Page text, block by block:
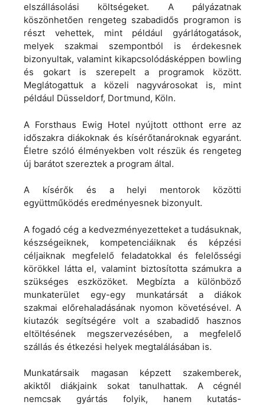
elszállásolási költségeket. A pályázatnak
köszönhetően rengeteg szabadidős programon is
részt vehettek, mint például gyárlátogatások,
melyek szakmai szempontból is érdekesnek
bizonyultak, valamint kikapcsolódásképpen bowling
és gokart is szerepelt a programok között.
Meglátogattuk a közeli nagyvárosokat is, mint
például Düsseldorf, Dortmund, Köln.
A Forsthaus Ewig Hotel nyújtott otthont erre az
időszakra diákoknak és kísérőtanároknak egyaránt.
Életre szóló élményekben volt részük és rengeteg
új barátot szereztek a program által.
A kísérők és a helyi mentorok közötti
együttműködés eredményesnek bizonyult.
A fogadó cég a kedvezményezetteket a tudásuknak,
készségeiknek, kompetenciáiknak és képzési
céljaiknak megfelelő feladatokkal és felelősségi
körökkel látta el, valamint biztosította számukra a
szükséges eszközöket. Megbízta a különböző
munkaterület egy-egy munkatársát a diákok
szakmai előrehaladásának nyomon követésével. A
kiutazók segítségére volt a szabadidő hasznos
eltöltésének megszervezésében, a megfelelő
szállás és étkezési helyek megtalálásában is.
Munkatársaik magasan képzett szakemberek,
akiktől diákjaink sokat tanulhattak. A cégnél
nemcsak gyártás folyik, hanem kutatás-